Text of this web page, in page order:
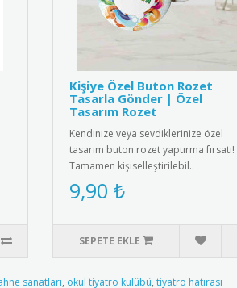
Kişiye Özel Buton Rozet
Tasarla Gönder | Özel
Tasarım Rozet
Kendinize veya sevdiklerinize özel
tasarım buton rozet yaptırma fırsatı!
Tamamen kişiselleştirilebil..
9,90 ₺
SEPETE EKLE
sanatları, okul tiyatro kulübü, tiyatro hatırası